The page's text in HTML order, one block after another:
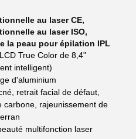
au laser CE,
au laser ISO,
la peau pour épilation IPL
True Color de 8,4"
intelligent)
d'aluminium
retrait facial de défaut,
carbone, rajeunissement de
multifonction laser